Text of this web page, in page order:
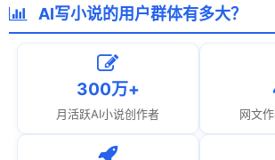
AI写小说的用户群体有多大？
300万+
月活跃AI小说创作者 网文